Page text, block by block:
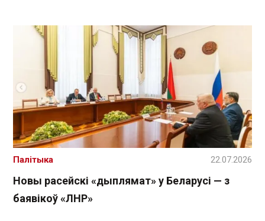
Новы расейскі «дыплямат» у Беларусі — з
баявікоў «ЛНР»
Палітыка 22.07.2026